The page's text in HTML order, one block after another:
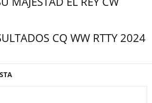
CQ WW RTTY 2024